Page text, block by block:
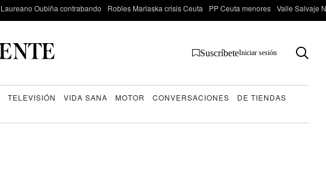
Laureano Oubiña contrabando Robles Marlaska crisis Ceuta PP Ceuta menores Valle Salvaje
SuscríbeteIniciar sesión
TELEVISIÓN VIDA SANA MOTOR CONVERSACIONES
DE TIENDAS